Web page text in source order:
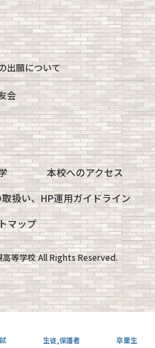
出願について
会
本校へのアクセス
扱い、HP運用ガイドライン
マップ
等学校 All Rights Reserved.
生徒,保護者 卒業生